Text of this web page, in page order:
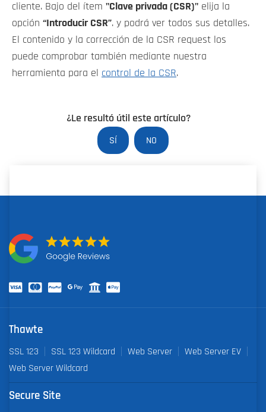
cliente. Bajo del ítem "Clave privada (CSR)" elija la
opción “Introducir CSR”. y podrá ver todos sus detalles.
El contenido y la corrección de la CSR request los
puede comprobar también mediante nuestra
herramienta para el control de la CSR.
¿Le resultó útil este artículo?
SÍ NO
Thawte
SSL 123 SSL 123 Wildcard Web Server
Web Server EV
Web Server Wildcard
Secure Site